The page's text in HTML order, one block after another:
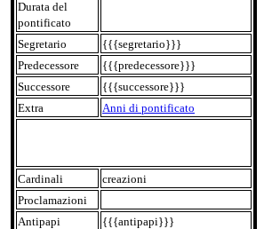
Durata del
pontificato
Segretario
{{{segretario}}}
Predecessore
{{{predecessore}}}
Successore
{{{successore}}}
Extra
Anni di pontificato
Cardinali
creazioni
Proclamazioni
Antipapi
{{{antipapi}}}